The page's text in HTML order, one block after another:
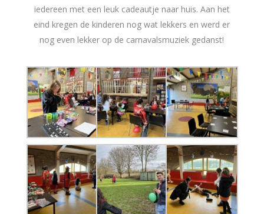
iedereen met een leuk cadeautje naar huis. Aan het
eind kregen de kinderen nog wat lekkers en werd er
nog even lekker op de carnavalsmuziek gedanst!